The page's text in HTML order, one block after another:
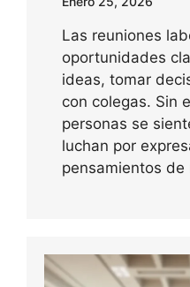
Las reuniones
oportunidades
ideas, tomar
con colegas. Sin
personas se
luchan por
pensamientos